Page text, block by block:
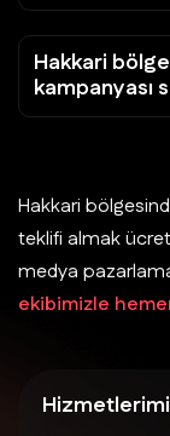
Hakkari
kampanyası
Hakkari
teklifi almak
medya
ekibimizle